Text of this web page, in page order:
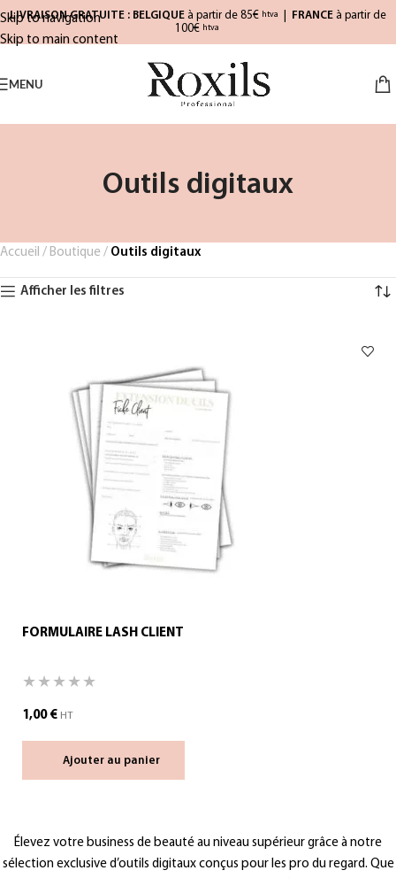
Skip to navigation
Skip to main content
LIVRAISON GRATUITE : BELGIQUE à partir de 85€ htva FRANCE à partir de
100€ htva
MENU
Outils digitaux
Accueil / Boutique / Outils digitaux
Afficher les filtres
FORMULAIRE LASH CLIENT
1,00 € HT
Ajouter au panier
Élevez votre business de beauté au niveau supérieur grâce à notre
sélection exclusive d’outils digitaux conçus pour les pro du regard. Que